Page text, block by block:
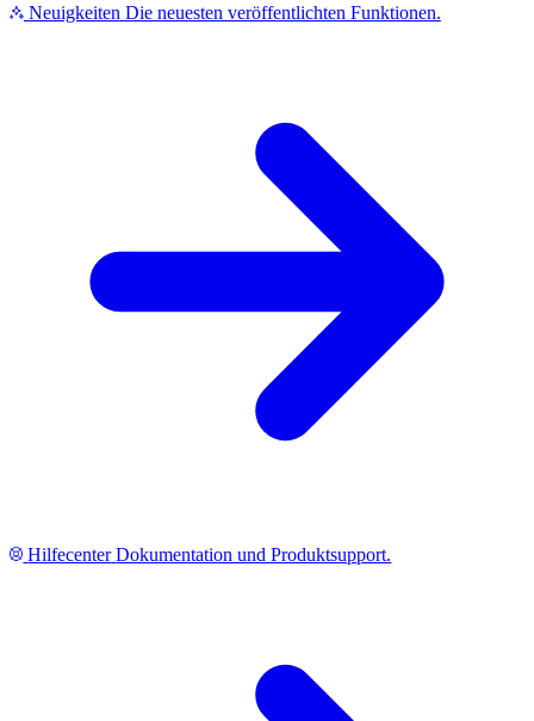
Neuigkeiten Die neuesten veröffentlichten Funktionen.
Hilfecenter Dokumentation und Produktsupport.